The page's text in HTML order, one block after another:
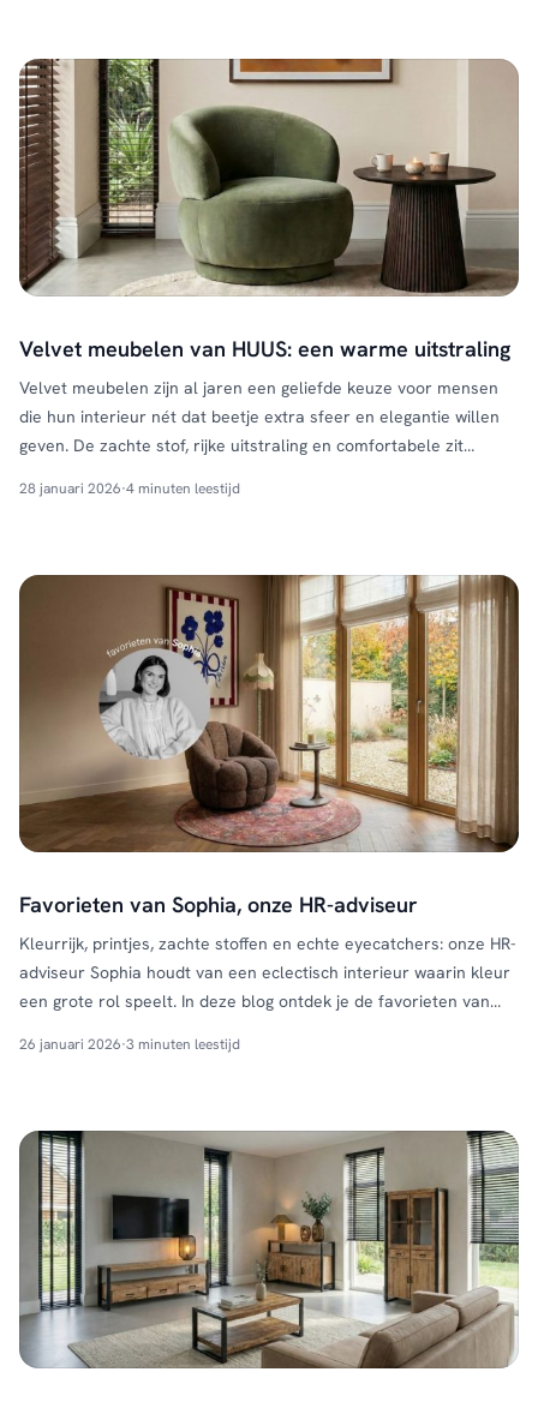
Velvet meubelen van HUUS: een warme uitstraling
Velvet meubelen zijn al jaren een geliefde keuze voor mensen
die hun interieur nét dat beetje extra sfeer en elegantie willen
geven. De zachte stof, rijke uitstraling en comfortabele zit
woonstijlen. Bij HUUS vind je velvet meubels die luxe en
28 januari 2026·4 minuten leestijd
Favorieten van Sophia, onze HR-adviseur
Kleurrijk, printjes, zachte stoffen en echte eyecatchers: onze HR-
adviseur Sophia houdt van een eclectisch interieur waarin kleur
een grote rol speelt. In deze blog ontdek je de favorieten van
statement pieces perfect passen in haar interieur. Hoe omschrijf
26 januari 2026·3 minuten leestijd